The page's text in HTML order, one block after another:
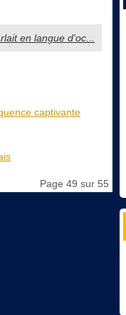
en langue d'oc...
captivante
Page 49 sur 55